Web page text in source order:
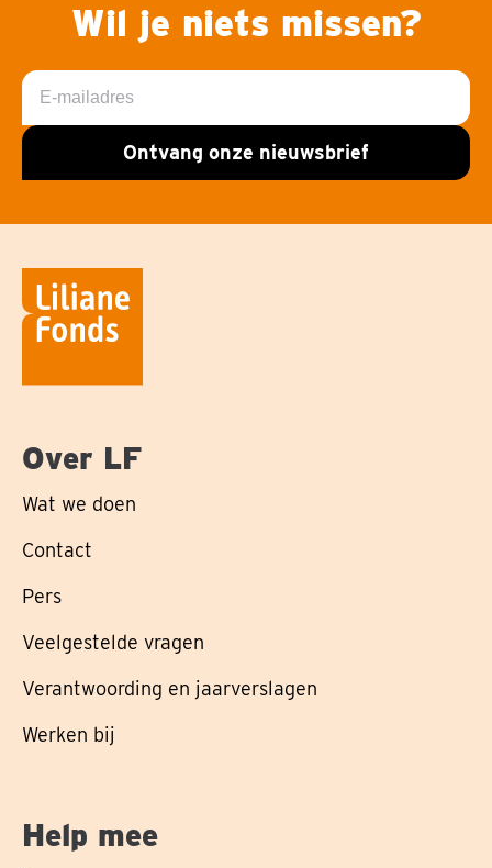
Wil je niets missen?
E-
mailadres
Ontvang onze nieuwsbrief
Over LF
Wat we doen
Contact
Pers
Veelgestelde vragen
Verantwoording en jaarverslagen
Werken bij
Help mee